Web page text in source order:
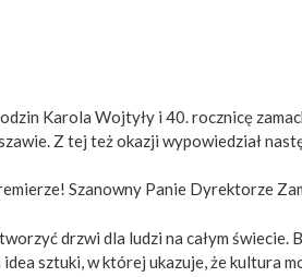
Karola Wojtyły i 40. rocznicę
Z tej też okazji wypowiedział
Szanowny Panie Dyrektorze
drzwi dla ludzi na całym świecie.
sztuki, w której ukazuje, że kultura